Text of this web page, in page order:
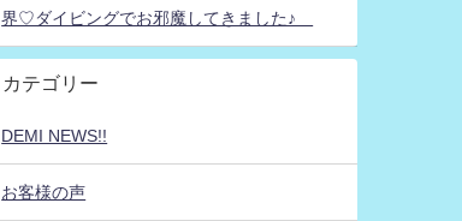
界♡ダイビングでお邪魔してきました♪
カテゴリー
DEMI NEWS!!
お客様の声